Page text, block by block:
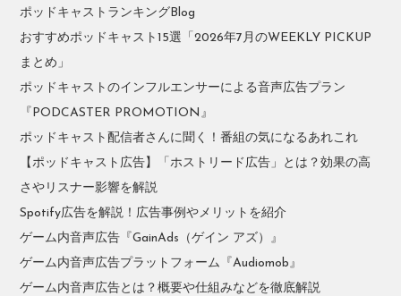
ポッドキャストランキングBlog
おすすめポッドキャスト15選「2026年7月のWEEKLY PICKUP
まとめ」
ポッドキャストのインフルエンサーによる音声広告プラン
『PODCASTER PROMOTION』
ポッドキャスト配信者さんに聞く！番組の気になるあれこれ
【ポッドキャスト広告】「ホストリード広告」とは？効果の高
さやリスナー影響を解説
Spotify広告を解説！広告事例やメリットを紹介
ゲーム内音声広告『GainAds（ゲイン アズ）』
ゲーム内音声広告プラットフォーム『Audiomob』
ゲーム内音声広告とは？概要や仕組みなどを徹底解説